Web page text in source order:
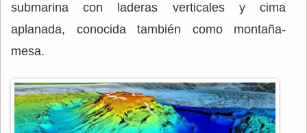
submarina con laderas verticales y cima
aplanada, conocida también como montaña-
mesa.